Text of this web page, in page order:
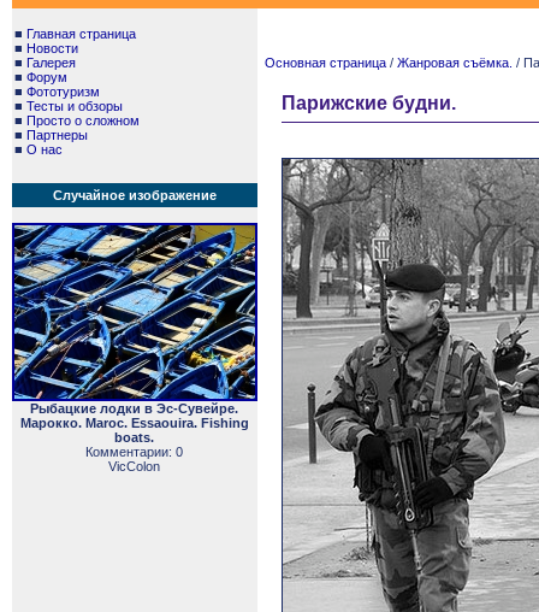
■ Главная страница
■ Новости
■ Галерея
■ Форум
■ Фототуризм
■ Тесты и обзоры
■ Просто о сложном
■ Партнеры
■ О нас
Случайное изображение
Рыбацкие лодки в Эс-Сувейре.
Марокко. Maroc. Essaouira. Fishing
boats.
Комментарии: 0
VicColon
Основная страница / Жанровая съёмка. /
Парижские будни.